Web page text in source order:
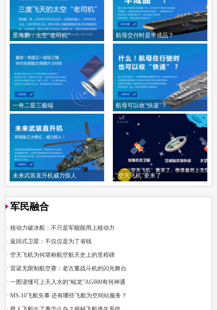
景海鹏：太空“老司机” 航母交付时是半成品？
一奇二星三极端 航母可以收“快递”？
未来武装直升机威力惊人 “空天飞机”要来了
军民融合
· 核动力破冰船：不只是军舰能用上核动力
· 返回式卫星：不仅仅是为了省钱
· 空天飞机为何堪称航空航天史上的里程碑
· 雷诺无限制航空赛：老古董战斗机的闪光舞台
· 一图读懂可上天入水的“鲲龙”AG600有何神通
· MS-10飞船失事 还有哪些飞船为空间站服务？